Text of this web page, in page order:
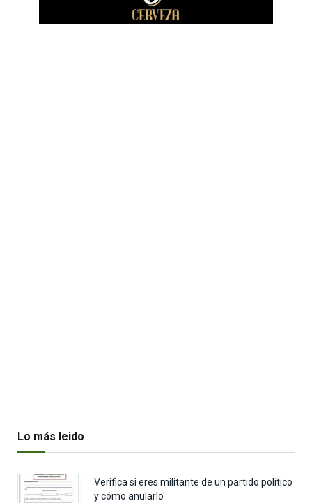
Lo más leido
Verifica si eres militante de un partido político
y cómo anularlo